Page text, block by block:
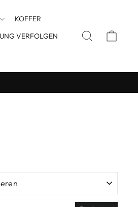
KOFFER
VERFOLGEN
SUCHE